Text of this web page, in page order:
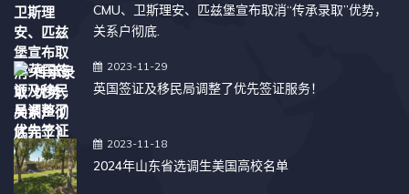
CMU、卫斯理安、匹兹堡宣布取消“传承录取”优势，
关系户彻底.
2023-11-29
英国签证及移民局调整了优先签证服务！
2023-11-18
2024年山东省选调生美国高校名单